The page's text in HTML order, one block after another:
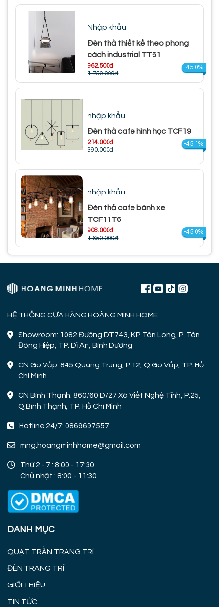
Nhập khẩu
Đèn thả thiết kế theo phong
cách industrial TT61
962.500đ
1.750.000đ
-45.0%
nhập khẩu
Đèn thả cafe hình học TCF19
214.000đ
390.000đ
-45.1%
nhập khẩu
Đèn thả cafe bánh xe
TCF11T6
908.000đ
1.650.000đ
-45.0%
HỆ THỐNG CỬA HÀNG HOÀNG MINH HOME
Showroom: 1082 Đường DT743, KP Tân Long, P. Tân
Đông Hiệp, TP. Dĩ An, Bình Dương
CN Gò Vấp: 845 Quang Trung, P.12, Q.Gò Vấp, TP. Hồ
Chí Minh
CN Bình Thạnh: 860/60 D/27 Xô Viết Nghệ Tĩnh, P.25,
Q.Bình Thạnh, TP. Hồ Chí Minh
Hotline 24/7: 0869697557
mng.hoangminhhome@gmail.com
Thứ 2 - 7 : 8:00 - 17:30
Chủ nhật : 8:00 - 11:30
DANH MỤC
QUẠT TRẦN TRANG TRÍ
ĐÈN TRANG TRÍ
GIỚI THIỆU
TIN TỨC